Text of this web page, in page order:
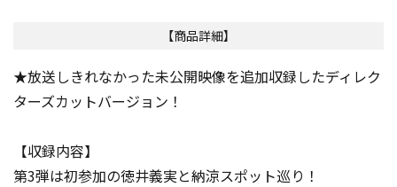
【商品詳細】
★放送しきれなかった未公開映像を追加収録したディレク
ターズカットバージョン！
【収録内容】
第3弾は初参加の徳井義実と納涼スポット巡り！